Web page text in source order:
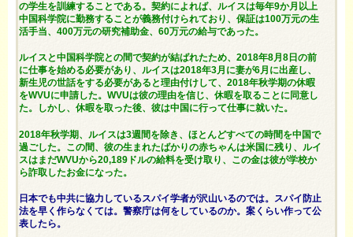
の学生を訓練することである。契約によれば、ルイスは毎年9か月以上
中国科学院に勤務することが義務付けられており、保証は100万元の生
活手当、400万元の研究補助金、60万元の給与であった。
ルイスと中国科学院との間で契約が結ばれたため、2018年8月8日の前
に仕事を始める必要があり、ルイスは2018年3月に妻が6月に出産し、
新生児の世話をする必要があると理由付けして、2018年秋学期の休暇
をWVUに申請した。WVUは彼の理由を信じ、休暇を取ることに同意し
た。しかし、休暇を取った後、彼は中国に行って仕事に就いた。
2018年秋学期、ルイスは3週間を除き、ほとんどすべての時間を中国で
過ごした。この間、彼の生まれたばかりの赤ちゃんは米国に残り、ルイ
スはまだWVUから20,189ドルの給料を受け取り、この金は彼が学校か
ら詐取したお金になった。
日本でも中共に協力しているスパイ学者が沢山いるのでは。スパイ防止
法を早く作らなくては。警察庁は何をしているのか。案くらい作って公
表したら。